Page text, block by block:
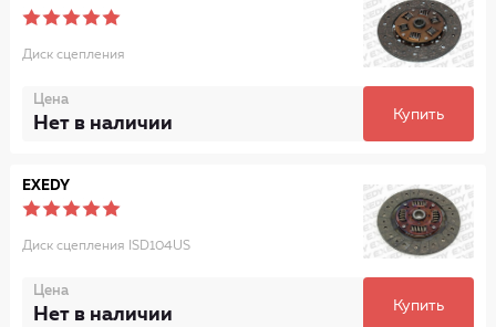
Диск сцепления
Цена
Нет в наличии Купить
EXEDY
Диск сцепления ISD104US
Цена
Нет в наличии Купить